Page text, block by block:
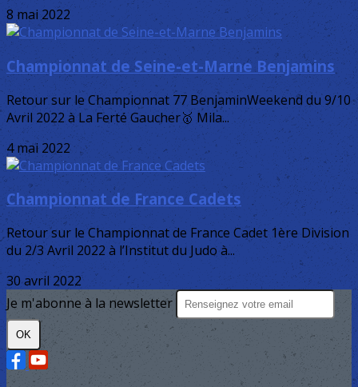
8 mai 2022
Championnat de Seine-et-Marne Benjamins
Retour sur le Championnat 77 BenjaminWeekend du 9/10
Avril 2022 à La Ferté Gaucher🥇 Mila...
4 mai 2022
Championnat de France Cadets
Retour sur le Championnat de France Cadet 1ère Division
du 2/3 Avril 2022 à l’Institut du Judo à...
30 avril 2022
Je m'abonne à la newsletter
OK